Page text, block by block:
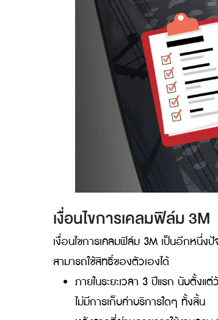
ช่วยลดแสงสะท้อนระหว่าง
ขึ้น
ช่วยรักษาความเป็นส่วนตัว
สามารถเชื่อมต่อสัญญาณ
มีการรับประกันเคลมฟิล์ม